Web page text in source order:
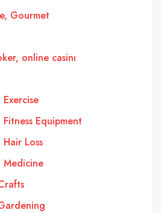
Gourmet
online casinı
Equipment
Loss
Medicine